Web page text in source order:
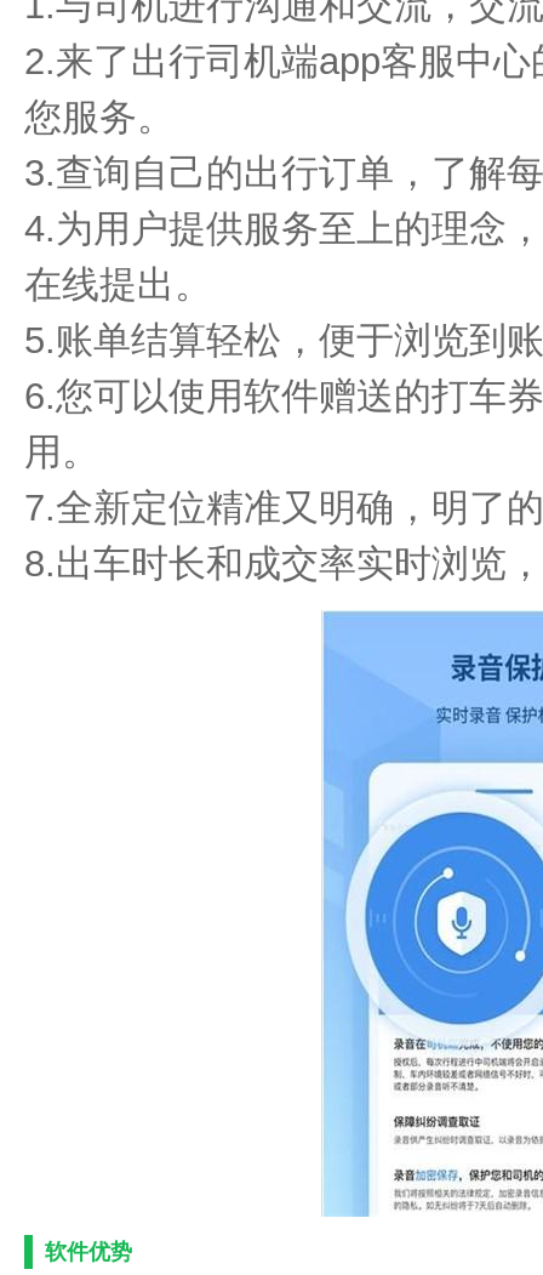
2.来了出行司机端app客服中
您服务。
3.查询自己的出行订单，了解
4.为用户提供服务至上的理念
在线提出。
5.账单结算轻松，便于浏览到
6.您可以使用软件赠送的打车
用。
7.全新定位精准又明确，明了
8.出车时长和成交率实时浏览
软件优势